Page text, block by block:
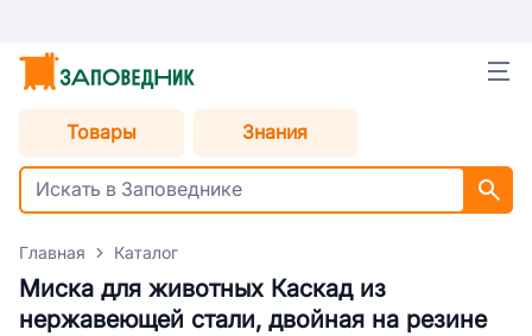
Товары Знания
Главная Каталог
Миска для животных Каскад из
нержавеющей стали, двойная на резине